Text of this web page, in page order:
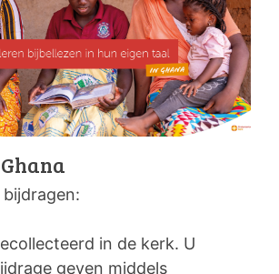
in de kerk. U
geven middels